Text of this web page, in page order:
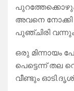
അവനെ നോക്കി
പുഞ്ചിരി
ഒരു മിന്നായം
പെട്ടെന്ന് തല
വീണ്ടും